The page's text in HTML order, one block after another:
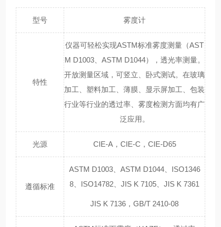
型号 雾度计
特性
仪器可轻松实现ASTM标准雾度测量（AST
M D1003、ASTM D1044），透光率测量。
开放测量区域，可竖立、卧式测试。在玻璃
加工、塑料加工、薄膜、显示屏加工、包装
行业等行业的透过率、雾度检测方面均有广
泛应用。
光源 CIE-A，CIE-C，CIE-D65
遵循标准
ASTM D1003、ASTM D1044、ISO1346
8、ISO14782、JIS K 7105、JIS K 7361
JIS K 7136，GB/T 2410-08